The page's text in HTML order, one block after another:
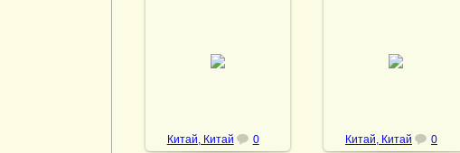
Китай, Китай 0 Китай, Китай 0